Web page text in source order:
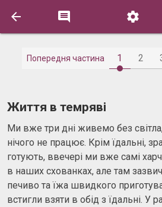
  
Попередня частина 1 2
Життя в темряві
Ми вже три дні живемо без
нічого не працює. Крім їдальні,
готують, ввечері ми вже самі
в наших схованках, але там
печиво та їжа швидкого
встигли взяти в обід з їдальні. У